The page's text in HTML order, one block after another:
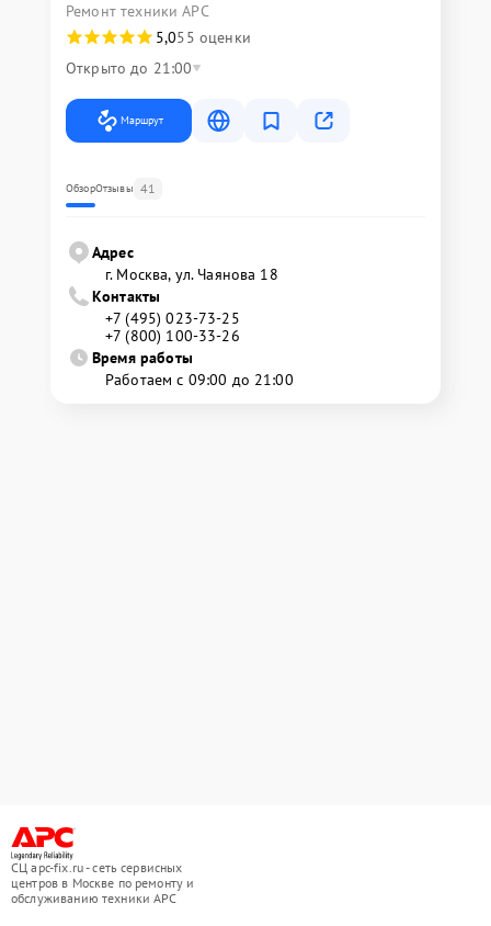
Ремонт техники APC
5,055 оценки
Открыто до 21:00
Маршрут
ОбзорОтзывы 41
Адрес
г. Москва, ул. Чаянова 18
Контакты
+7 (495) 023-73-25
+7 (800) 100-33-26
Время работы
Работаем с 09:00 до 21:00
СЦ apc-fix.ru - сеть сервисных
центров в Москве по ремонту и
обслуживанию техники APC